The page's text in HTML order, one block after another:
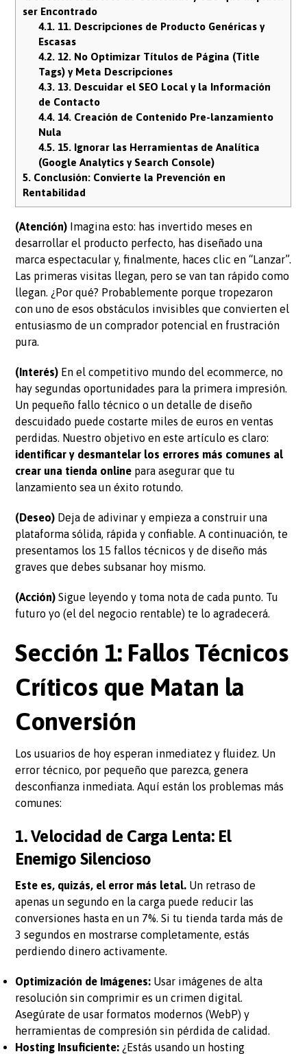
ser Encontrado
4.1. 11. Descripciones de Producto Genéricas y
Escasas
4.2. 12. No Optimizar Títulos de Página (Title
Tags) y Meta Descripciones
4.3. 13. Descuidar el SEO Local y la Información
de Contacto
4.4. 14. Creación de Contenido Pre-lanzamiento
Nula
4.5. 15. Ignorar las Herramientas de Analítica
(Google Analytics y Search Console)
5. Conclusión: Convierte la Prevención en
Rentabilidad
(Atención) Imagina esto: has invertido meses en
desarrollar el producto perfecto, has diseñado una
marca espectacular y, finalmente, haces clic en “Lanzar”.
Las primeras visitas llegan, pero se van tan rápido como
llegan. ¿Por qué? Probablemente porque tropezaron
con uno de esos obstáculos invisibles que convierten el
entusiasmo de un comprador potencial en frustración
pura.
(Interés) En el competitivo mundo del ecommerce, no
hay segundas oportunidades para la primera impresión.
Un pequeño fallo técnico o un detalle de diseño
descuidado puede costarte miles de euros en ventas
perdidas. Nuestro objetivo en este artículo es claro:
identificar y desmantelar los errores más comunes al
crear una tienda online para asegurar que tu
lanzamiento sea un éxito rotundo.
(Deseo) Deja de adivinar y empieza a construir una
plataforma sólida, rápida y confiable. A continuación, te
presentamos los 15 fallos técnicos y de diseño más
graves que debes subsanar hoy mismo.
(Acción) Sigue leyendo y toma nota de cada punto. Tu
futuro yo (el del negocio rentable) te lo agradecerá.
Sección 1: Fallos Técnicos
Críticos que Matan la
Conversión
Los usuarios de hoy esperan inmediatez y fluidez. Un
error técnico, por pequeño que parezca, genera
desconfianza inmediata. Aquí están los problemas más
comunes:
1. Velocidad de Carga Lenta: El
Enemigo Silencioso
Este es, quizás, el error más letal. Un retraso de
apenas un segundo en la carga puede reducir las
conversiones hasta en un 7%. Si tu tienda tarda más de
3 segundos en mostrarse completamente, estás
perdiendo dinero activamente.
Optimización de Imágenes: Usar imágenes de alta
resolución sin comprimir es un crimen digital.
Asegúrate de usar formatos modernos (WebP) y
herramientas de compresión sin pérdida de calidad.
Hosting Insuficiente: ¿Estás usando un hosting